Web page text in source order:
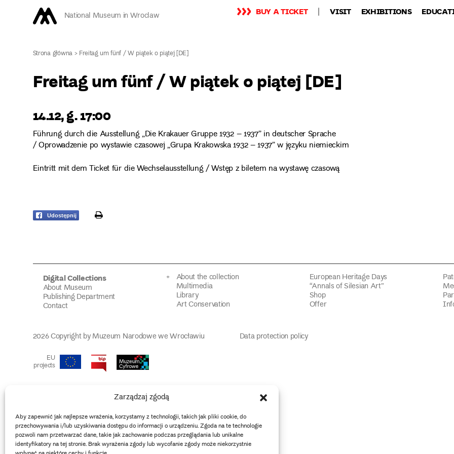
Zarządzaj zgodą
Aby zapewnić jak najlepsze wrażenia, korzystamy z technologii, takich jak pliki cookie, do
przechowywania i/lub uzyskiwania dostępu do informacji o urządzeniu. Zgoda na te technologie
pozwoli nam przetwarzać dane, takie jak zachowanie podczas przeglądania lub unikalne
identyfikatory na tej stronie. Brak wyrażenia zgody lub wycofanie zgody może niekorzystnie
National Museum in Wroclaw BUY A TICKET VISIT EXHIBITIONS
Strona główna>Freitag um fünf / W piątek o piątej [DE]
Freitag um fünf / W piątek o piątej [DE]
14.12, g. 17:00
Führung durch die Ausstellung „Die Krakauer Gruppe 1932 – 1937” in deutscher Sprache
/ Oprowadzenie po wystawie czasowej „Grupa Krakowska 1932 – 1937” w języku niemieckim
Eintritt mit dem Ticket für die Wechselausstellung / Wstęp z biletem na wystawę czasową
Udostępnij print
Digital Collections
About Museum
Publishing Department
Contact
About the collection
Multimedia
Library
Art Conservation
European Heritage Days
“Annals of Silesian Art”
Shop
Offer
2026 Copyright by Muzeum Narodowe we Wrocławiu Data protection policy
EU
projects